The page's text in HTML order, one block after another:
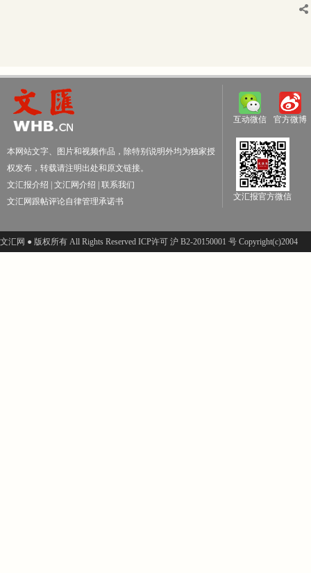
本网站文字、图片和视频作品，除特别说明外均为独家授
权发布，转载请注明出处和原文链接。
文汇报介绍
文汇网介绍
联系我们
文汇网跟帖评论自律管理承诺书
互动微信 官方微博
文汇报官方微信
文汇网 ● 版权所有 All Rights Reserved ICP许可 沪 B2-20150001 号 Copyright(c)2004